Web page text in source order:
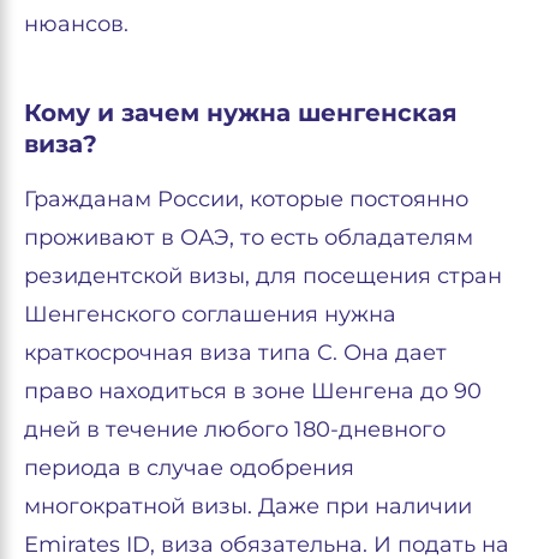
нюансов.
Кому и зачем нужна шенгенская
виза?
Гражданам России, которые постоянно
проживают в ОАЭ, то есть обладателям
резидентской визы, для посещения стран
Шенгенского соглашения нужна
краткосрочная виза типа C. Она дает
право находиться в зоне Шенгена до 90
дней в течение любого 180-дневного
периода в случае одобрения
многократной визы. Даже при наличии
Emirates ID, виза обязательна. И подать на